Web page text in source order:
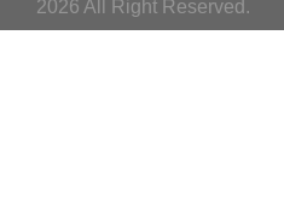
2026 All Right Reserved.